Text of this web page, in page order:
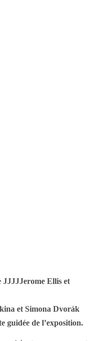
JJJJJerome Ellis et
et Simona Dvorák
guidée de l’exposition.